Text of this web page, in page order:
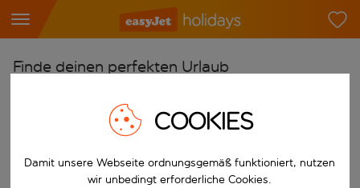
Finde deinen perfekten Urlaub
Flughafen wählen
Reiseziel wählen
Nach
COOKIES
Damit unsere Webseite ordnungsgemäß funktioniert, nutzen
wir unbedingt erforderliche Cookies.